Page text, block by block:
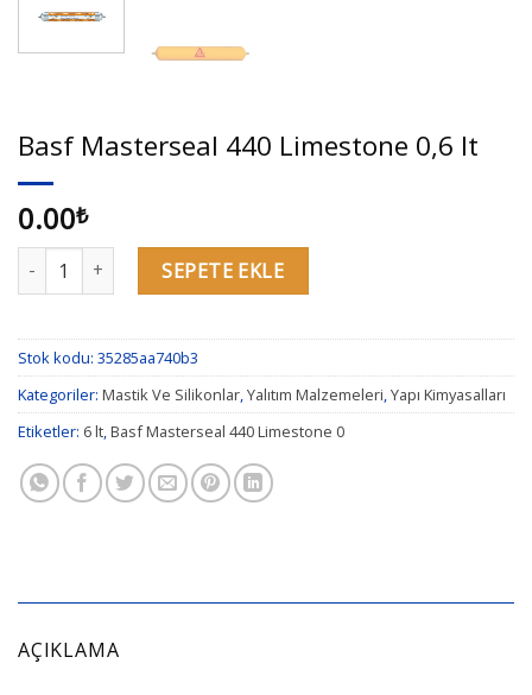
Basf Masterseal 440 Limestone 0,6 lt
0.00₺
Basf Masterseal 440 Limestone 0,6 lt adet
SEPETE EKLE
Stok kodu: 35285aa740b3
Kategoriler: Mastik Ve Silikonlar,Yalıtım Malzemeleri,Yapı Kimyasalları
Etiketler: 6 lt,Basf Masterseal 440 Limestone 0
AÇIKLAMA